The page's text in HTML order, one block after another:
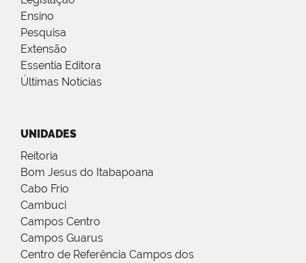
Ensino
Pesquisa
Extensão
Essentia Editora
Últimas Notícias
UNIDADES
Reitoria
Bom Jesus do Itabapoana
Cabo Frio
Cambuci
Campos Centro
Campos Guarus
Centro de Referência Campos dos